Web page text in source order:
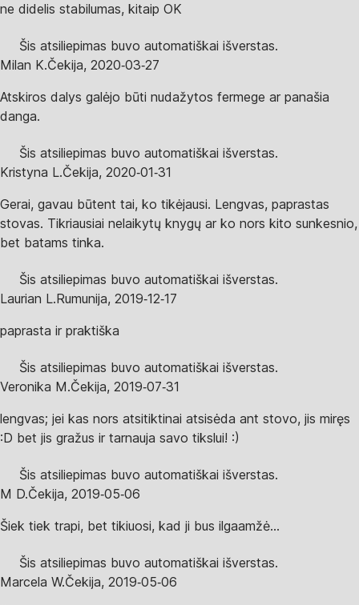
ne didelis stabilumas, kitaip OK
Šis atsiliepimas buvo automatiškai išverstas.
Milan K.Čekija, 2020‑03‑27
Atskiros dalys galėjo būti nudažytos fermege ar panašia
danga.
Šis atsiliepimas buvo automatiškai išverstas.
Kristyna L.Čekija, 2020‑01‑31
Gerai, gavau būtent tai, ko tikėjausi. Lengvas, paprastas
stovas. Tikriausiai nelaikytų knygų ar ko nors kito sunkesnio,
bet batams tinka.
Šis atsiliepimas buvo automatiškai išverstas.
Laurian L.Rumunija, 2019‑12‑17
paprasta ir praktiška
Šis atsiliepimas buvo automatiškai išverstas.
Veronika M.Čekija, 2019‑07‑31
lengvas; jei kas nors atsitiktinai atsisėda ant stovo, jis miręs
:D bet jis gražus ir tarnauja savo tikslui! :)
Šis atsiliepimas buvo automatiškai išverstas.
M D.Čekija, 2019‑05‑06
Šiek tiek trapi, bet tikiuosi, kad ji bus ilgaamžė...
Šis atsiliepimas buvo automatiškai išverstas.
Marcela W.Čekija, 2019‑05‑06